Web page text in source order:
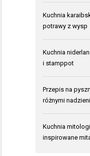
Kuchnia
potrawy z wysp
Kuchnia
i stamppot
Przepis na
różnymi
Kuchnia
inspirowane